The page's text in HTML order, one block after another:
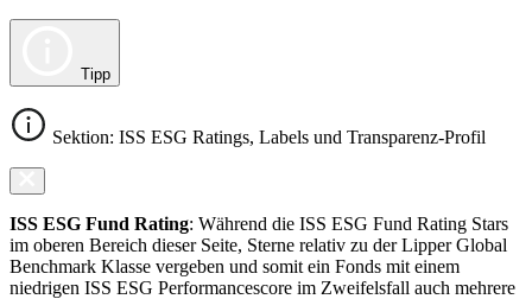
Tipp
Sektion: ISS ESG Ratings, Labels und Transparenz-Profil
ISS ESG Fund Rating: Während die ISS ESG Fund Rating Stars
im oberen Bereich dieser Seite, Sterne relativ zu der Lipper Global
Benchmark Klasse vergeben und somit ein Fonds mit einem
niedrigen ISS ESG Performancescore im Zweifelsfall auch mehrere